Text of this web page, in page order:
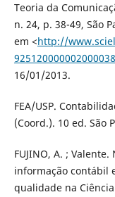
Teoria da
n. 24, p. 38-49, São
em <http://
16/01/2013.
FEA/USP.
(Coord.). 10 ed. São
FUJINO, A. ;
informação contábil
qualidade na